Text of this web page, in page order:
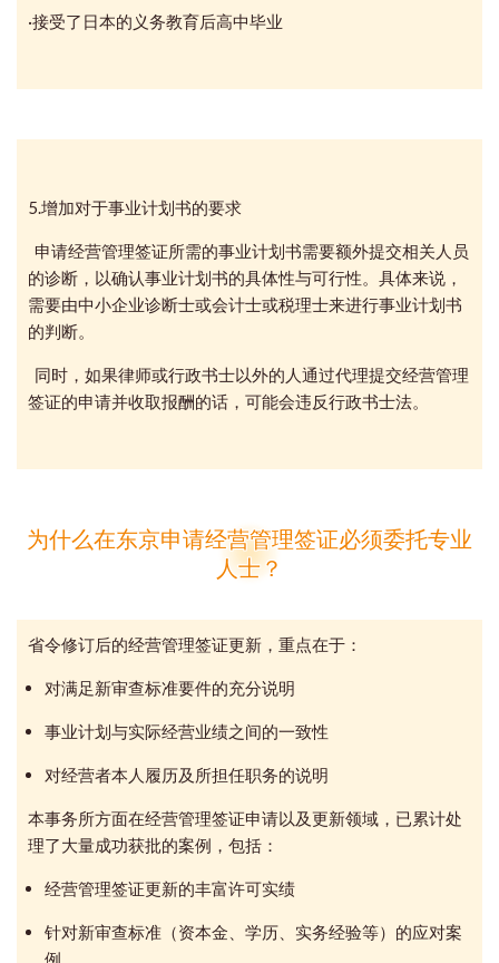
·接受了日本的义务教育后高中毕业
5.增加对于事业计划书的要求
申请经营管理签证所需的事业计划书需要额外提交相关人员
的诊断，以确认事业计划书的具体性与可行性。具体来说，
需要由中小企业诊断士或会计士或税理士来进行事业计划书
的判断。
同时，如果律师或行政书士以外的人通过代理提交经营管理
签证的申请并收取报酬的话，可能会违反行政书士法。
为什么在东京申请经营管理签证必须委托专业
人士？
省令修订后的经营管理签证更新，重点在于：
对满足新审查标准要件的充分说明
事业计划与实际经营业绩之间的一致性
对经营者本人履历及所担任职务的说明
本事务所方面在经营管理签证申请以及更新领域，已累计处
理了大量成功获批的案例，包括：
经营管理签证更新的丰富许可实绩
针对新审查标准（资本金、学历、实务经验等）的应对案
例